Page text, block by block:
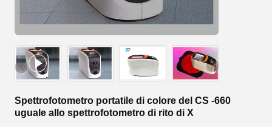
Spettrofotometro portatile di colore del CS -660
uguale allo spettrofotometro di rito di X